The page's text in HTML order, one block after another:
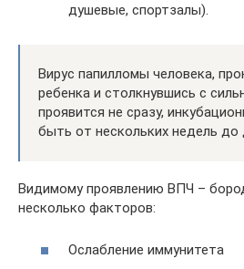
душевые, спортзалы).
Вирус папилломы человека,
ребенка и столкнувшись с
проявится не сразу,
быть от нескольких недель до
Видимому проявлению ВПЧ –
несколько факторов:
Ослабление иммунитета